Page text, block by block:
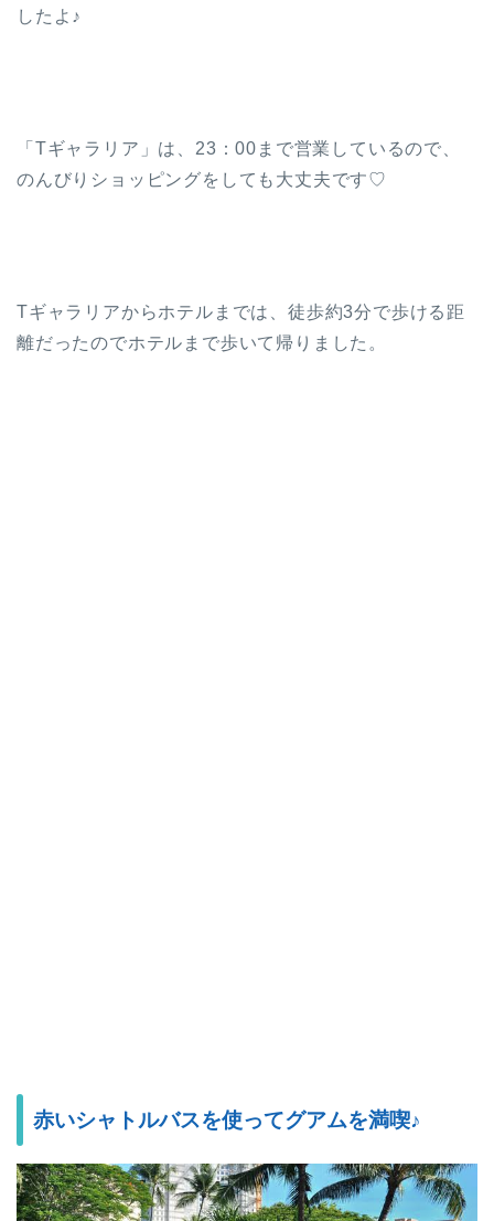
したよ♪
「Tギャラリア」は、23：00まで営業しているので、
のんびりショッピングをしても大丈夫です♡
Tギャラリアからホテルまでは、徒歩約3分で歩ける距
離だったのでホテルまで歩いて帰りました。
赤いシャトルバスを使ってグアムを満喫♪